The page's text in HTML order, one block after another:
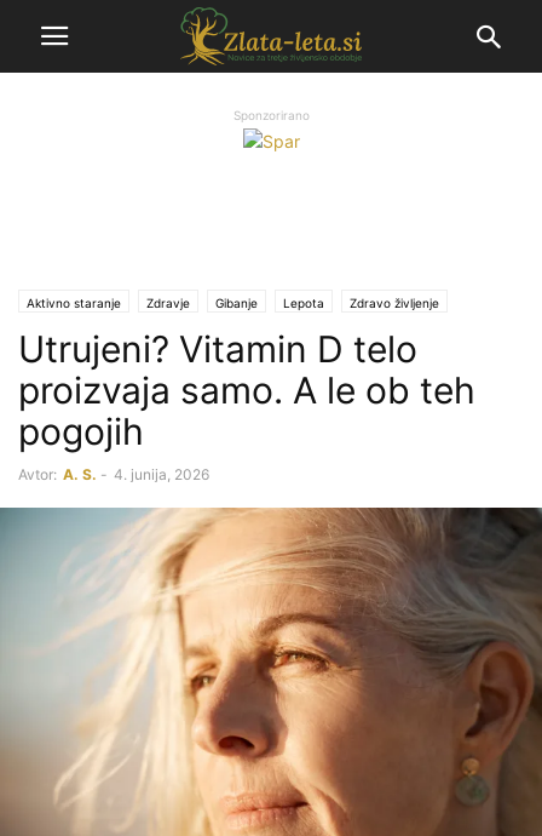
Sponzorirano
Aktivno staranje Zdravje Gibanje Lepota Zdravo življenje
Utrujeni? Vitamin D telo
proizvaja samo. A le ob teh
pogojih
Avtor: A. S. - 4. junija, 2026